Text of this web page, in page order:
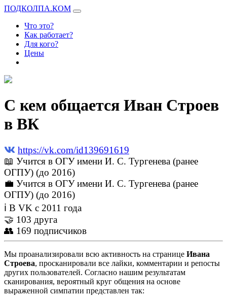
ПОДКОЛПА.КОМ
Что это?
Как работает?
Для кого?
Цены
С кем общается Иван Строев
в ВК
https://vk.com/id139691619
📖 Учится в ОГУ имени И. С. Тургенева (ранее
ОГПУ) (до 2016)
💼 Учится в ОГУ имени И. С. Тургенева (ранее
ОГПУ) (до 2016)
ℹ В VK с 2011 года
🤝 103 друга
👥 169 подписчиков
Мы проанализировали всю активность на странице Ивана
Строева, просканировали все лайки, комментарии и репосты
других пользователей. Согласно нашим результатам
сканирования, вероятный круг общения на основе
выраженной симпатии представлен так: